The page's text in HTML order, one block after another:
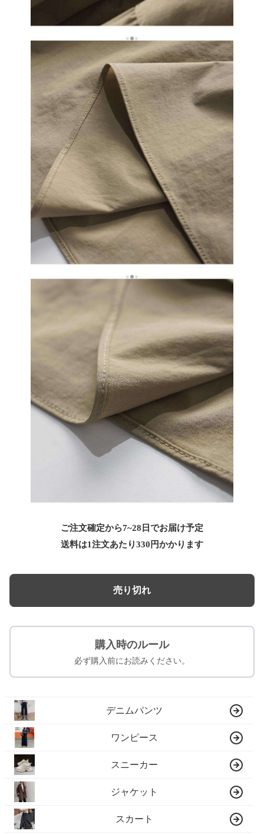
ご注文確定から7~28日でお届け予定
送料は1注文あたり330 円かかります
売り切れ
購入時のルール
必ず購入前にお読みください。
デニムパンツ
ワンピース
スニーカー
ジャケット
スカート